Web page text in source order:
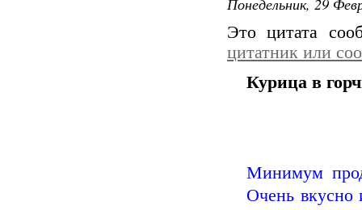
Это цитата
цитатник или
Курица в
Минимум
Очень вкусно